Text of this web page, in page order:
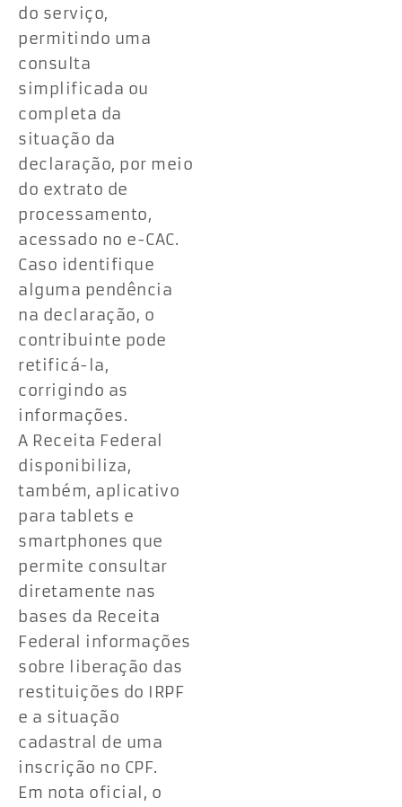
do serviço,
permitindo uma
consulta
simplificada ou
completa da
situação da
declaração, por meio
do extrato de
processamento,
acessado no e-CAC.
Caso identifique
alguma pendência
na declaração, o
contribuinte pode
retificá-la,
corrigindo as
informações.
A Receita Federal
disponibiliza,
também, aplicativo
para tablets e
smartphones que
permite consultar
diretamente nas
bases da Receita
Federal informações
sobre liberação das
restituições do IRPF
e a situação
cadastral de uma
inscrição no CPF.
Em nota oficial, o